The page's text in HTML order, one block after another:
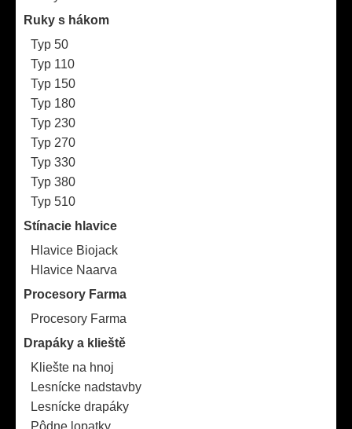
Ruky s hákom
Typ 50
Typ 110
Typ 150
Typ 180
Typ 230
Typ 270
Typ 330
Typ 380
Typ 510
Stínacie hlavice
Hlavice Biojack
Hlavice Naarva
Procesory Farma
Procesory Farma
Drapáky a klieště
Kliešte na hnoj
Lesnícke nadstavby
Lesnícke drapáky
Pôdne lopatky